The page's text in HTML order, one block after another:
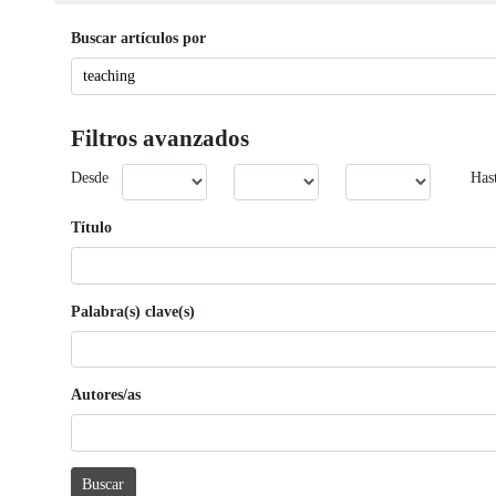
Buscar artículos por
Filtros avanzados
Desde
Título
Palabra(s) clave(s)
Autores/as
Buscar